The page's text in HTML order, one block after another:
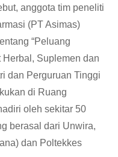
anggota tim peneliti
(PT Asimas)
“Peluang
Suplemen dan
dan Perguruan Tinggi
di Ruang
oleh sekitar 50
berasal dari Unwira,
dan Poltekkes